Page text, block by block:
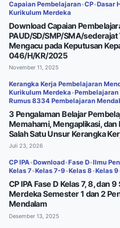
Capaian Pembelajaran•CP•Dasar
Kurikulum Merdeka
Download Capaian
PAUD/SD/SMP/SMA/
Mengacu pada Keputusan
046/H/KR/2025
November 11, 2025
Kerangka Kerja Pembelajaran
Kurikulum Merdeka •
Rumus 8334 Pembelajaran
3 Pengalaman Belajar
Memahami, Mengaplikasi,
Salah Satu Unsur Kerangka
Juli 23, 2026
CP IPA•Download•Fase D•Ilmu
Kelas 7•Kelas 7-9 •Kelas 8 •Kelas 9
CP IPA Fase D Kelas 7, 8, dan
Merdeka Semester 1 dan 2
Mendalam
Desember 13, 2025